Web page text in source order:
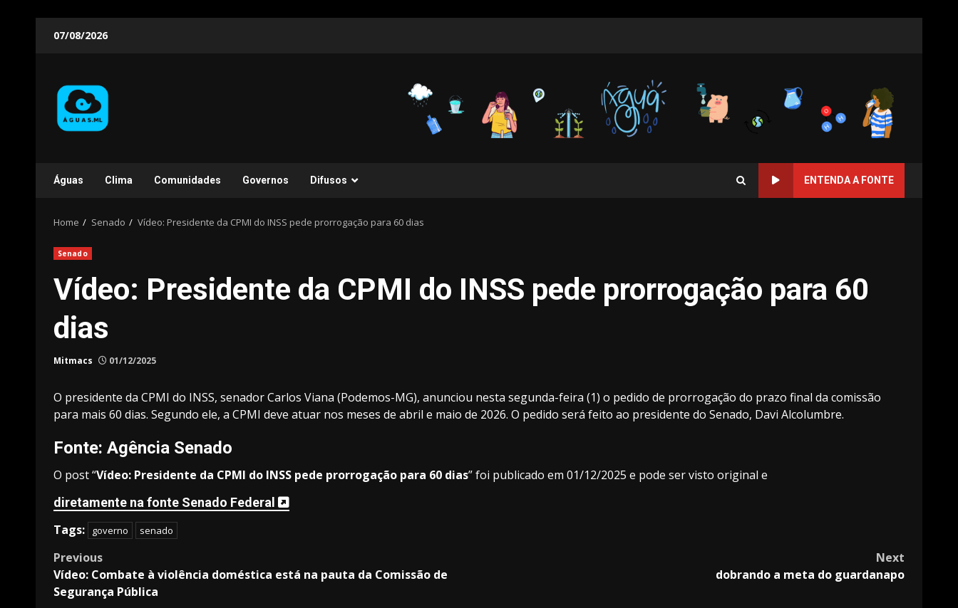
07/08/2026
Águas Clima Comunidades Governos Difusos ENTENDA A FONTE
Home Senado Vídeo: Presidente da CPMI do INSS pede prorrogação para 60 dias
Senado
Vídeo: Presidente da CPMI do INSS pede prorrogação para 60
dias
Mitmacs 01/12/2025
O presidente da CPMI do INSS, senador Carlos Viana (Podemos-MG), anunciou nesta segunda-feira (1) o pedido de prorrogação do prazo final da comissão
para mais 60 dias. Segundo ele, a CPMI deve atuar nos meses de abril e maio de 2026. O pedido será feito ao presidente do Senado, Davi Alcolumbre.
Fonte: Agência Senado
O post “Vídeo: Presidente da CPMI do INSS pede prorrogação para 60 dias” foi publicado em 01/12/2025 e pode ser visto original e
diretamente na fonte Senado Federal
Tags: governo senado
Post
navigation
Previous
Vídeo: Combate à violência doméstica está na pauta da Comissão de
Segurança Pública
Next
dobrando a meta do guardanapo